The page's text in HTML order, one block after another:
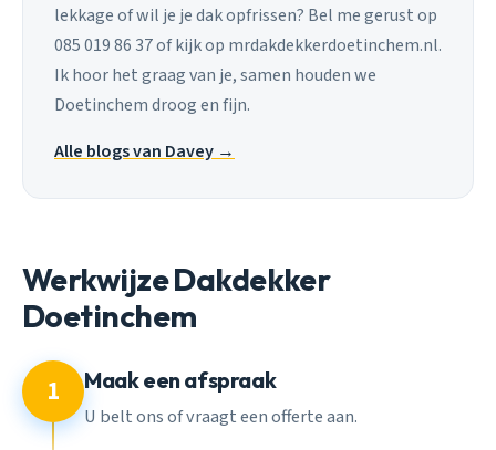
lekkage of wil je je dak opfrissen? Bel me gerust op
085 019 86 37 of kijk op mrdakdekkerdoetinchem.nl.
Ik hoor het graag van je, samen houden we
Doetinchem droog en fijn.
Alle blogs van Davey →
Werkwijze Dakdekker
Doetinchem
1 Maak een afspraak
U belt ons of vraagt een offerte aan.